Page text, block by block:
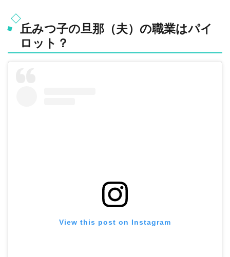
丘みつ子の旦那（夫）の職業はパイ
ロット？
View this post on Instagram